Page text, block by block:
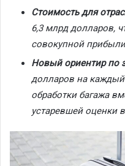
Стоимость для
6,3 млрд долларов,
совокупной
Новый ориентир по
долларов на
обработки багажа
устаревшей оценки